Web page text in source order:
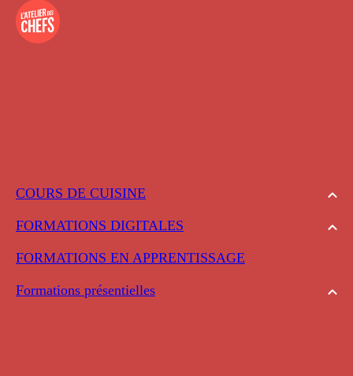
COURS DE CUISINE
FORMATIONS DIGITALES
FORMATIONS EN APPRENTISSAGE
Formations présentielles